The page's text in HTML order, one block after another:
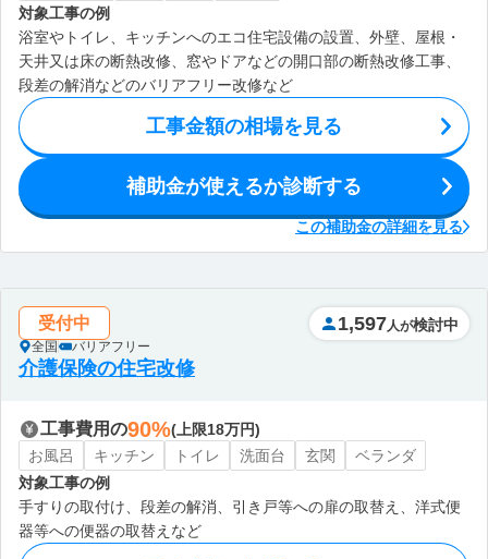
対象工事の例
浴室やトイレ、キッチンへのエコ住宅設備の設置、外壁、屋根・
天井又は床の断熱改修、窓やドアなどの開口部の断熱改修工事、
段差の解消などのバリアフリー改修など
工事金額の相場を見る
補助金が使えるか診断する
この補助金の詳細を見る
受付中
全国 バリアフリー
1,597 人が検討中
介護保険の住宅改修
工事費用の90%(上限18万円)
お風呂
キッチン トイレ 洗面台 玄関
ベランダ
対象工事の例
手すりの取付け、段差の解消、引き戸等への扉の取替え、洋式便
器等への便器の取替えなど